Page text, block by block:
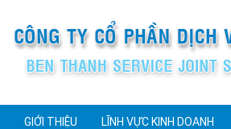
GIỚI THIỆU LĨNH VỰC KINH DOANH